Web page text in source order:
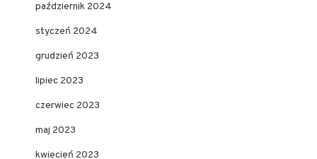
październik 2024
styczeń 2024
grudzień 2023
lipiec 2023
czerwiec 2023
maj 2023
kwiecień 2023